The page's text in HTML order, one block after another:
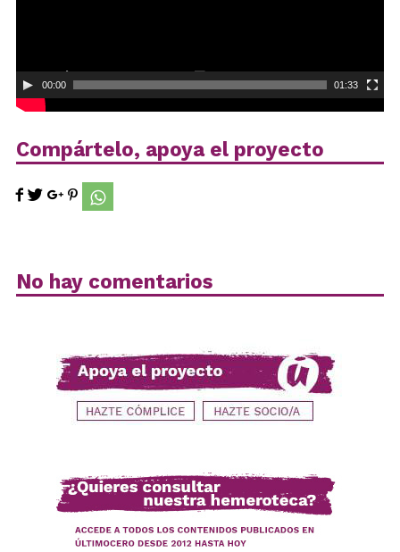
00:00 01:33
Compártelo, apoya el proyecto
No hay comentarios